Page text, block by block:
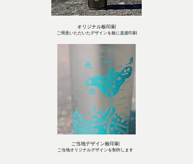
オリジナル板印刷
ご用意いただいたデザインを板に直接印刷
ご当地デザイン板印刷
ご当地オリジナルデザインを制作します